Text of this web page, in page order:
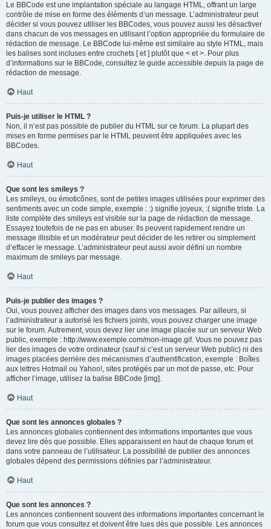
Le BBCode est une implantation spéciale au langage HTML, offrant un large
contrôle de mise en forme des éléments d’un message. L’administrateur peut
décider si vous pouvez utiliser les BBCodes, vous pouvez aussi les désactiver
dans chacun de vos messages en utilisant l’option appropriée du formulaire de
rédaction de message. Le BBCode lui-même est similaire au style HTML, mais
les balises sont incluses entre crochets [ et ] plutôt que < et >. Pour plus
d’informations sur le BBCode, consultez le guide accessible depuis la page de
rédaction de message.
Haut
Puis-je utiliser le HTML ?
Non, il n’est pas possible de publier du HTML sur ce forum. La plupart des
mises en forme permises par le HTML peuvent être appliquées avec les
BBCodes.
Haut
Que sont les smileys ?
Les smileys, ou émoticônes, sont de petites images utilisées pour exprimer des
sentiments avec un code simple, exemple : :) signifie joyeux, :( signifie triste. La
liste complète des smileys est visible sur la page de rédaction de message.
Essayez toutefois de ne pas en abuser. Ils peuvent rapidement rendre un
message illisible et un modérateur peut décider de les retirer ou simplement
d’effacer le message. L’administrateur peut aussi avoir défini un nombre
maximum de smileys par message.
Haut
Puis-je publier des images ?
Oui, vous pouvez afficher des images dans vos messages. Par ailleurs, si
l’administrateur a autorisé les fichiers joints, vous pouvez charger une image
sur le forum. Autrement, vous devez lier une image placée sur un serveur Web
public, exemple : http://www.exemple.com/mon-image.gif. Vous ne pouvez pas
lier des images de votre ordinateur (sauf si c’est un serveur Web public) ni des
images placées derrière des mécanismes d’authentification, exemple : Boîtes
aux lettres Hotmail ou Yahoo!, sites protégés par un mot de passe, etc. Pour
afficher l’image, utilisez la balise BBCode [img].
Haut
Que sont les annonces globales ?
Les annonces globales contiennent des informations importantes que vous
devez lire dès que possible. Elles apparaissent en haut de chaque forum et
dans votre panneau de l’utilisateur. La possibilité de publier des annonces
globales dépend des permissions définies par l’administrateur.
Haut
Que sont les annonces ?
Les annonces contiennent souvent des informations importantes concernant le
forum que vous consultez et doivent être lues dès que possible. Les annonces